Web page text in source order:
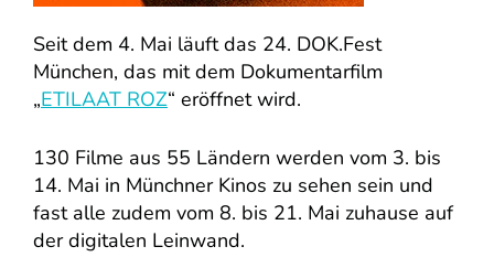
Seit dem 4. Mai läuft das 24. DOK.Fest
München, das mit dem Dokumentarfilm
„ETILAAT ROZ“ eröffnet wird.
130 Filme aus 55 Ländern werden vom 3. bis
14. Mai in Münchner Kinos zu sehen sein und
fast alle zudem vom 8. bis 21. Mai zuhause auf
der digitalen Leinwand.